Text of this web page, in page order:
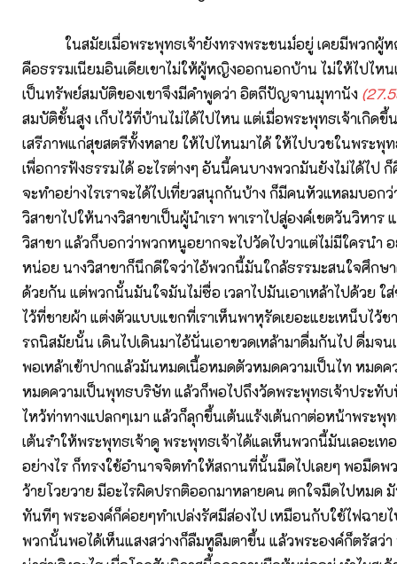
ในสมัยเมื่อพระพุทธเจ้ายังทรงพระชนม์อยู่ เคยมีพวกผู้ห
คือธรรมเนียมอินเดียเขาไม่ให้ผู้หญิงออกนอกบ้าน ไม่ให้ไปไหน
เป็นทรัพย์สมบัติของเขาจึงมีคำพูดว่า อิตถีปัญจานมุทานัง
สมบัติชั้นสูง เก็บไว้ที่บ้านไม่ได้ไปไหน แต่เมื่อพระพุทธเจ้าเกิดขึ้
เสรีภาพแก่สุขสตรีทั้งหลาย ให้ไปไหนมาได้ ให้ไปบวชในพระพุ
เพื่อการฟังธรรมได้ อะไรต่างๆ อันนี้คนบางพวกมันยังไม่ได้ไป ก็
จะทำอย่างไรเราจะได้ไปเที่ยวสนุกกันบ้าง ก็มีคนหัวแหลมบอก
วิสาขาไปให้นางวิสาขาเป็นผู้นำเรา พาเราไปสู่องค์เชตวันวิหาร
วิสาขา แล้วก็บอกว่าพวกหนูอยากจะไปวัดไปวาแต่ไม่มีใครนำ
หน่อย นางวิสาขาก็นึกดีใจว่าไอ้พวกนี้มันใกล้ธรรมะสนใจศึกษา
ด้วยกัน แต่พวกนั้นมันใจมันไม่ซื่อ เวลาไปมันเอาเหล้าไปด้วย ใ
ไว้ที่ชายผ้า แต่งตัวแบบแขกที่เราเห็นพาหุรัดเยอะแยะเหน็บไว้ช
รถนิสมัยนั้น เดินไปเดินมาไอ้นั่นเอาขวดเหล้ามาดื่มกันไป ดื่มจน
พอเหล้าเข้าปากแล้วมันหมดเนื้อหมดตัวหมดความเป็นไท หมด
หมดความเป็นพุทธบริษัท แล้วก็พอไปถึงวัดพระพุทธเจ้าประทับ
ไหว้ท่าทางแปลกๆเมา แล้วก็ลุกขึ้นเต้นแร้งเต้นกาต่อหน้าพระพุท
เต้นรำให้พระพุทธเจ้าดู พระพุทธเจ้าได้แลเห็นพวกนี้มันเลอะเท
อย่างไร ก็ทรงใช้อำนาจจิตทำให้สถานที่นั้นมืดไปเลยๆ พอมืด
ว้ายโวยวาย มีอะไรผิดปรกติออกมาหลายคน ตกใจมืดไปหมด
ทันทีๆ พระองค์ก็ค่อยๆทำเปล่งรัศมีส่องไป เหมือนกับใช้ไฟฉาย
พวกนั้นพอได้เห็นแสงสว่างก็ลืมหูลืมตาขึ้น แล้วพระองค์ก็ตรัสว่า